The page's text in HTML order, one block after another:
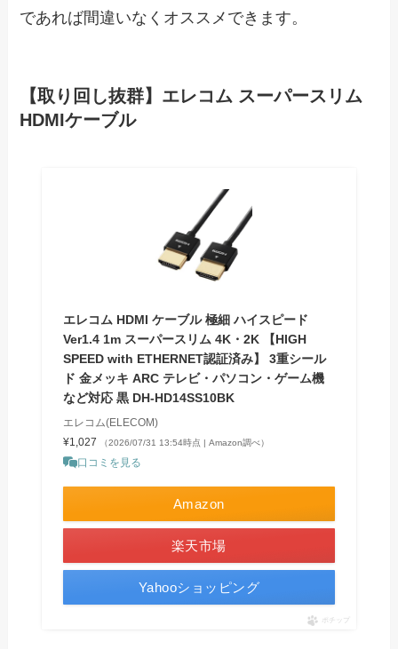
であれば間違いなくオススメできます。
【取り回し抜群】エレコム スーパースリム
HDMIケーブル
エレコム HDMI ケーブル 極細 ハイスピード
Ver1.4 1m スーパースリム 4K・2K 【HIGH
SPEED with ETHERNET認証済み】 3重シール
ド 金メッキ ARC テレビ・パソコン・ゲーム機
など対応 黒 DH-HD14SS10BK
エレコム(ELECOM)
¥1,027
（2026/07/31 13:54時点 | Amazon調べ）
口コミを見る
Amazon
楽天市場
Yahooショッピング
ポチップ